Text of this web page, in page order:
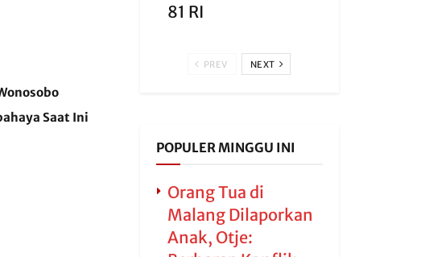
Saat Ini
81 RI
PREV NEXT
POPULER MINGGU INI
Orang Tua di
Malang Dilaporkan
Anak, Otje: